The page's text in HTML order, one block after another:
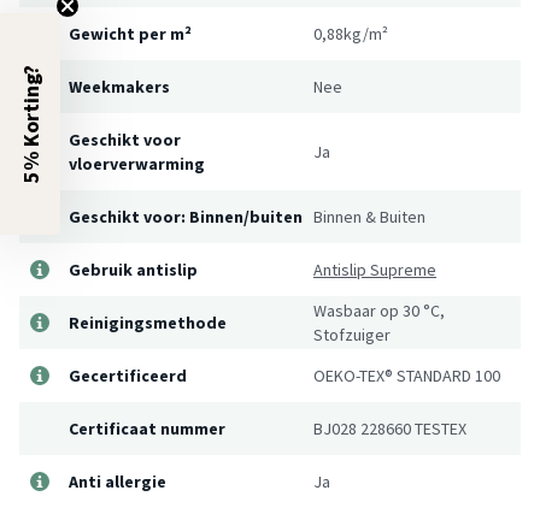
Gewicht per m² 0,88kg/m²
Weekmakers Nee
Geschikt voor
vloerverwarming
Ja
Geschikt voor: Binnen/buiten Binnen & Buiten
Gebruik antislip Antislip Supreme
Reinigingsmethode
Wasbaar op 30 °C,
Stofzuiger
Gecertificeerd
OEKO-TEX® STANDARD 100
Certificaat nummer BJ028 228660 TESTEX
Anti allergie Ja
5% Korting?